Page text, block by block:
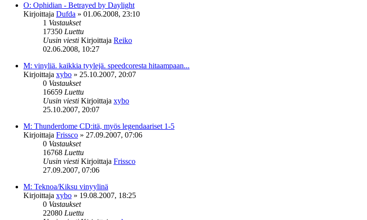
O: Ophidian - Betrayed by Daylight
Kirjoittaja Dufda » 01.06.2008, 23:10
1 Vastaukset
17350 Luettu
Uusin viesti Kirjoittaja Reiko
02.06.2008, 10:27
M: vinyliä. kaikkia tyylejä. speedcoresta hitaampaan...
Kirjoittaja xybo » 25.10.2007, 20:07
0 Vastaukset
16659 Luettu
Uusin viesti Kirjoittaja xybo
25.10.2007, 20:07
M: Thunderdome CD:itä, myös legendaariset 1-5
Kirjoittaja Frissco » 27.09.2007, 07:06
0 Vastaukset
16768 Luettu
Uusin viesti Kirjoittaja Frissco
27.09.2007, 07:06
M: Teknoa/Kiksu vinyylinä
Kirjoittaja xybo » 19.08.2007, 18:25
0 Vastaukset
22080 Luettu